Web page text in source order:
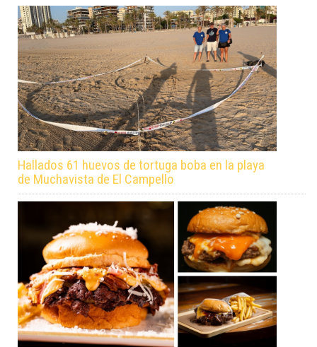
Hallados 61 huevos de tortuga boba en la playa
de Muchavista de El Campello